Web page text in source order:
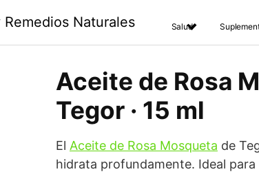
Naturales Salud
Aceite de Rosa
Tegor · 15 ml
El Aceite de Rosa Mosqueta de
hidrata profundamente. Ideal